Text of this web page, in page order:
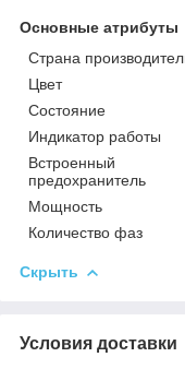
Основные атрибуты
Страна
Цвет
Состояние
Индикатор работы
Встроенный
предохранитель
Мощность
Количество фаз
Скрыть
Условия доставки